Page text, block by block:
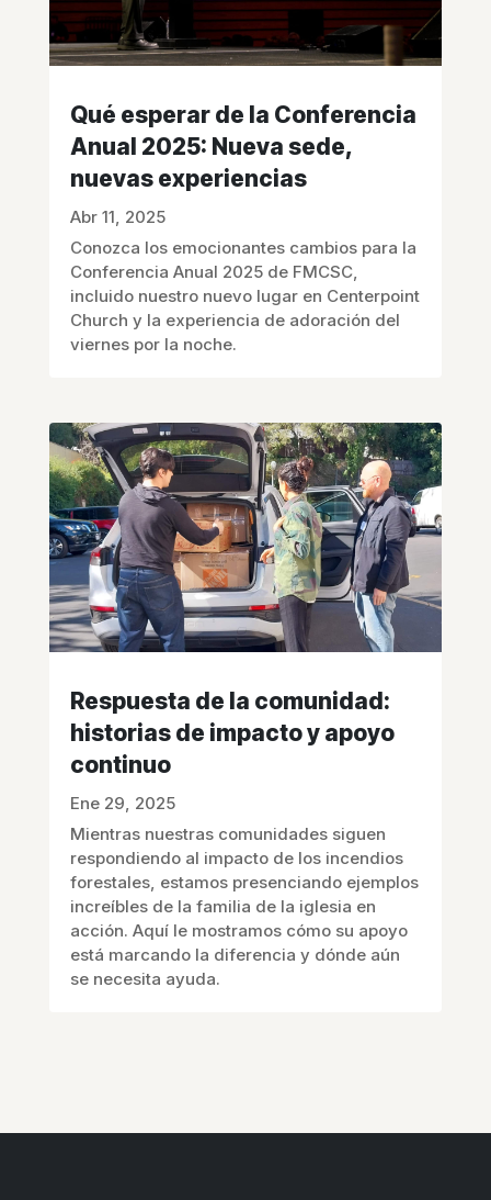
Qué esperar de la Conferencia
Anual 2025: Nueva sede,
nuevas experiencias
Abr 11, 2025
Conozca los emocionantes cambios para la
Conferencia Anual 2025 de FMCSC,
incluido nuestro nuevo lugar en Centerpoint
Church y la experiencia de adoración del
viernes por la noche.
Respuesta de la comunidad:
historias de impacto y apoyo
continuo
Ene 29, 2025
Mientras nuestras comunidades siguen
respondiendo al impacto de los incendios
forestales, estamos presenciando ejemplos
increíbles de la familia de la iglesia en
acción. Aquí le mostramos cómo su apoyo
está marcando la diferencia y dónde aún
se necesita ayuda.